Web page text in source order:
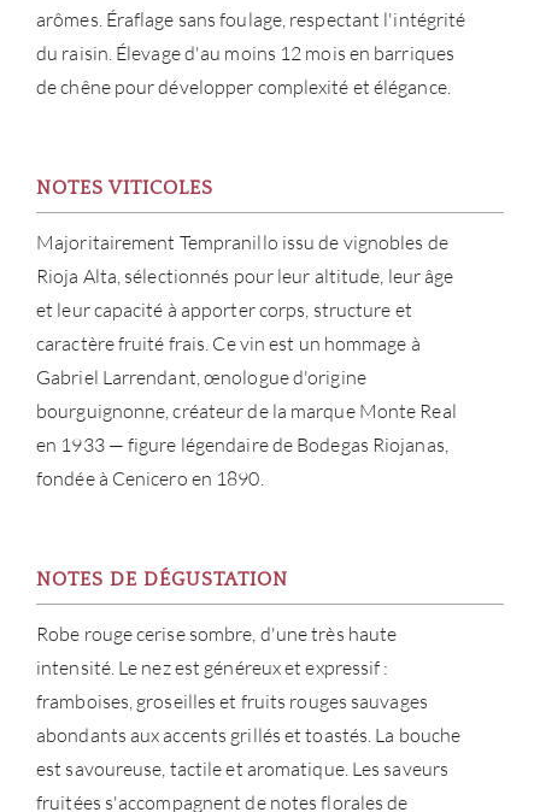
arômes. Éraflage sans foulage, respectant l'intégrité
du raisin. Élevage d'au moins 12 mois en barriques
de chêne pour développer complexité et élégance.
NOTES VITICOLES
Majoritairement Tempranillo issu de vignobles de
Rioja Alta, sélectionnés pour leur altitude, leur âge
et leur capacité à apporter corps, structure et
caractère fruité frais. Ce vin est un hommage à
Gabriel Larrendant, œnologue d'origine
bourguignonne, créateur de la marque Monte Real
en 1933 — figure légendaire de Bodegas Riojanas,
fondée à Cenicero en 1890.
NOTES DE DÉGUSTATION
Robe rouge cerise sombre, d'une très haute
intensité. Le nez est généreux et expressif :
framboises, groseilles et fruits rouges sauvages
abondants aux accents grillés et toastés. La bouche
est savoureuse, tactile et aromatique. Les saveurs
fruitées s'accompagnent de notes florales de